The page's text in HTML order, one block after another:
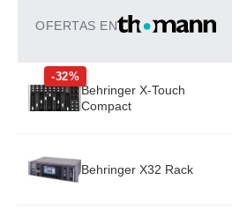
OFERTAS EN
-32%
Behringer X-Touch
Compact
Behringer X32 Rack